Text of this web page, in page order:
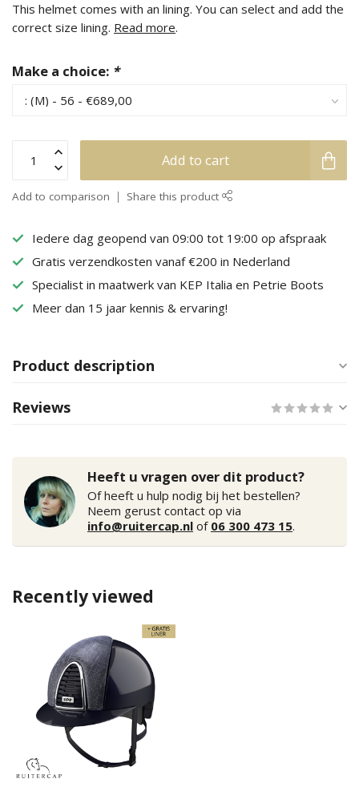
This helmet comes with an lining. You can select and add the
correct size lining. Read more.
Make a choice: *
Add to cart
Add to comparison Share this product
Iedere dag geopend van 09:00 tot 19:00 op afspraak
Gratis verzendkosten vanaf €200 in Nederland
Specialist in maatwerk van KEP Italia en Petrie Boots
Meer dan 15 jaar kennis & ervaring!
Product description
Reviews
Heeft u vragen over dit product?
Of heeft u hulp nodig bij het bestellen?
Neem gerust contact op via
info@ruitercap.nl of 06 300 473 15.
Recently viewed